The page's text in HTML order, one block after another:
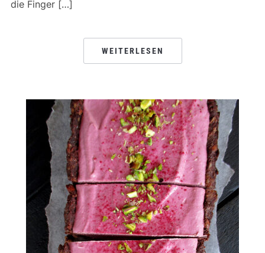
die Finger […]
WEITERLESEN